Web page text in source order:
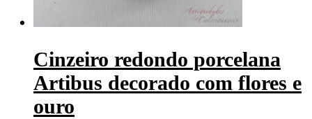
Cinzeiro redondo porcelana
Artibus decorado com flores e
ouro